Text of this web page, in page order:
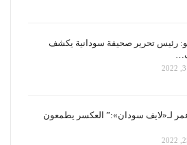
رئيس تحرير صحيفة سودانية يكشف
لـ«لايف سودان»:” العكسر يطمعون